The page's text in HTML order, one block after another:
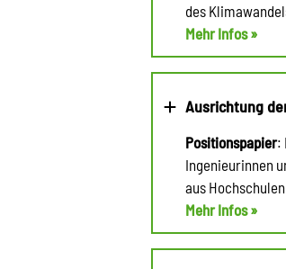
des
Mehr Infos »
Ausrichtung
Positionspapier:
Ingenieurinnen
aus
Mehr Infos »